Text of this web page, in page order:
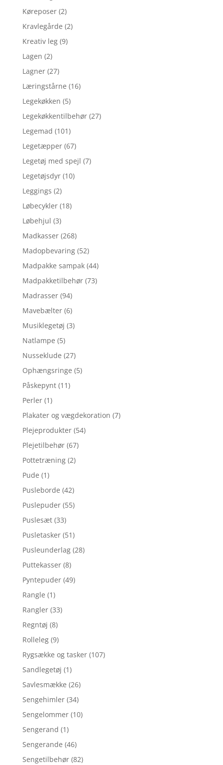
Køreposer (2)
Kravlegårde (2)
Kreativ leg (9)
Lagen (2)
Lagner (27)
Læringstårne (16)
Legekøkken (5)
Legekøkkentilbehør (27)
Legemad (101)
Legetæpper (67)
Legetøj med spejl (7)
Legetøjsdyr (10)
Leggings (2)
Løbecykler (18)
Løbehjul (3)
Madkasser (268)
Madopbevaring (52)
Madpakke sampak (44)
Madpakketilbehør (73)
Madrasser (94)
Mavebælter (6)
Musiklegetøj (3)
Natlampe (5)
Nusseklude (27)
Ophængsringe (5)
Påskepynt (11)
Perler (1)
Plakater og vægdekoration (7)
Plejeprodukter (54)
Plejetilbehør (67)
Pottetræning (2)
Pude (1)
Pusleborde (42)
Puslepuder (55)
Puslesæt (33)
Pusletasker (51)
Pusleunderlag (28)
Puttekasser (8)
Pyntepuder (49)
Rangle (1)
Rangler (33)
Regntøj (8)
Rolleleg (9)
Rygsække og tasker (107)
Sandlegetøj (1)
Savlesmække (26)
Sengehimler (34)
Sengelommer (10)
Sengerand (1)
Sengerande (46)
Sengetilbehør (82)